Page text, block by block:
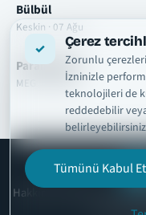
Çerez
Zorunlu
İzninizle
teknolojileri de
reddedebilir
Tümünü Kabul Et
Bülbül
Keskin · 07 Ağu
Paramparça
MEG · 07 Ağu
HakkımızdaTelif ve İçerik
Çerez